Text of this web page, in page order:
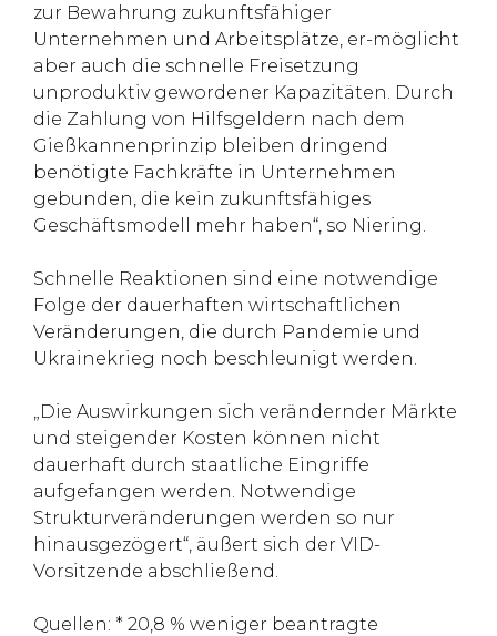
zur Bewahrung zukunftsfähiger
Unternehmen und Arbeitsplätze, er-möglicht
aber auch die schnelle Freisetzung
unproduktiv gewordener Kapazitäten. Durch
die Zahlung von Hilfsgeldern nach dem
Gießkannenprinzip bleiben dringend
benötigte Fachkräfte in Unternehmen
gebunden, die kein zukunftsfähiges
Geschäftsmodell mehr haben“, so Niering.
Schnelle Reaktionen sind eine notwendige
Folge der dauerhaften wirtschaftlichen
Veränderungen, die durch Pandemie und
Ukrainekrieg noch beschleunigt werden.
„Die Auswirkungen sich verändernder Märkte
und steigender Kosten können nicht
dauerhaft durch staatliche Eingriffe
aufgefangen werden. Notwendige
Strukturveränderungen werden so nur
hinausgezögert“, äußert sich der VID-
Vorsitzende abschließend.
Quellen: * 20,8 % weniger beantragte